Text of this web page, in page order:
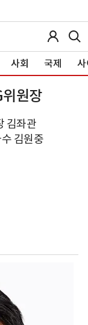
사회 국제 사
원장
김좌관
김원중